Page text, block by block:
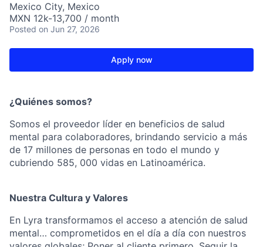
Mexico City, Mexico
MXN 12k-13,700 / month
Posted on Jun 27, 2026
Apply now
¿Quiénes somos?
Somos el proveedor líder en beneficios de salud
mental para colaboradores, brindando servicio a más
de 17 millones de personas en todo el mundo y
cubriendo 585, 000 vidas en Latinoamérica.
Nuestra Cultura y Valores
En Lyra transformamos el acceso a atención de salud
mental… comprometidos en el día a día con nuestros